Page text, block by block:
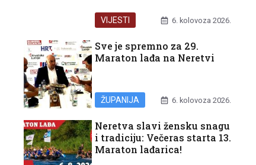
VIJESTI 6. kolovoza 2026.
Sve je spremno za 29.
Maraton lađa na Neretvi
ŽUPANIJA 6. kolovoza 2026.
Neretva slavi žensku snagu
i tradiciju: Večeras starta 13.
Maraton lađarica!